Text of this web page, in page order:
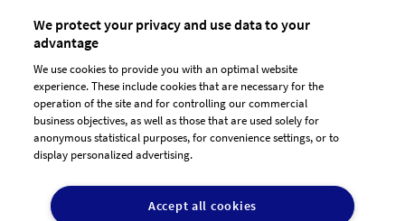
AGB Dienstleister
Datenschutz Impressum
We protect your privacy and use data to your
advantage
We use cookies to provide you with an optimal website
experience. These include cookies that are necessary for the
operation of the site and for controlling our commercial
business objectives, as well as those that are used solely for
anonymous statistical purposes, for convenience settings, or to
display personalized advertising.
Accept all cookies